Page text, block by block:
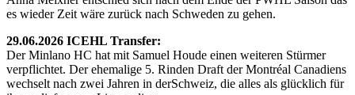
es wieder Zeit wäre zurück nach Schweden zu gehen.
29.06.2026 ICEHL Transfer:
Der Minlano HC hat mit Samuel Houde einen weiteren Stürmer
verpflichtet. Der ehemalige 5. Rinden Draft der Montréal Canadiens
wechselt nach zwei Jahren in derSchweiz, die alles als glücklich für